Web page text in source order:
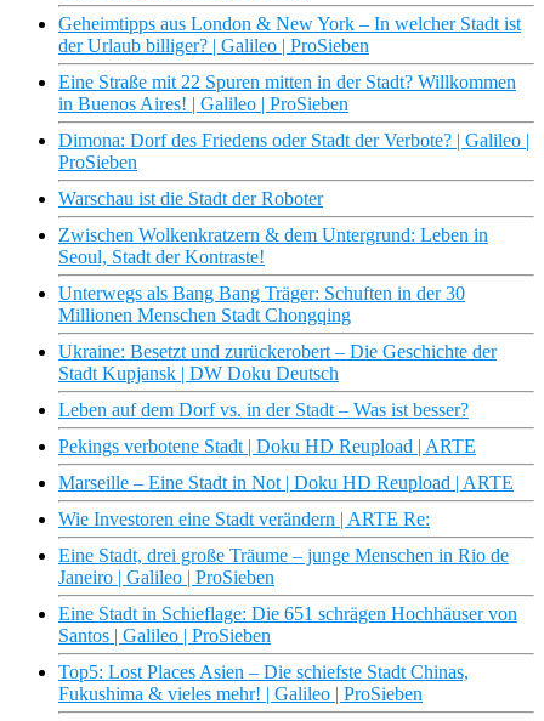
Geheimtipps aus London & New York – In welcher Stadt ist
der Urlaub billiger? | Galileo | ProSieben
Eine Straße mit 22 Spuren mitten in der Stadt? Willkommen
in Buenos Aires! | Galileo | ProSieben
Dimona: Dorf des Friedens oder Stadt der Verbote? | Galileo |
ProSieben
Warschau ist die Stadt der Roboter
Zwischen Wolkenkratzern & dem Untergrund: Leben in
Seoul, Stadt der Kontraste!
Unterwegs als Bang Bang Träger: Schuften in der 30
Millionen Menschen Stadt Chongqing
Ukraine: Besetzt und zurückerobert – Die Geschichte der
Stadt Kupjansk | DW Doku Deutsch
Leben auf dem Dorf vs. in der Stadt – Was ist besser?
Pekings verbotene Stadt | Doku HD Reupload | ARTE
Marseille – Eine Stadt in Not | Doku HD Reupload | ARTE
Wie Investoren eine Stadt verändern | ARTE Re:
Eine Stadt, drei große Träume – junge Menschen in Rio de
Janeiro | Galileo | ProSieben
Eine Stadt in Schieflage: Die 651 schrägen Hochhäuser von
Santos | Galileo | ProSieben
Top5: Lost Places Asien – Die schiefste Stadt Chinas,
Fukushima & vieles mehr! | Galileo | ProSieben